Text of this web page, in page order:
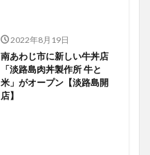
2022年8月19日
南あわじ市に新しい牛丼店
「淡路島肉丼製作所 牛と
米」がオープン【淡路島開
店】